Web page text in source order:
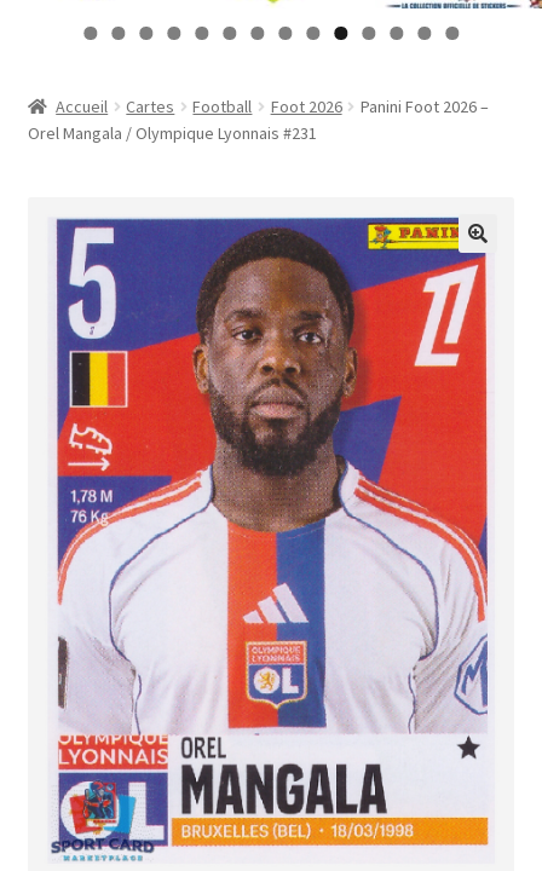
Contact
Mon compte
Panier
Validation de la commande
0 1 2 3 4
Accueil Cartes Football Foot 2026
Panini Foot 2026 –
Orel Mangala / Olympique Lyonnais #231